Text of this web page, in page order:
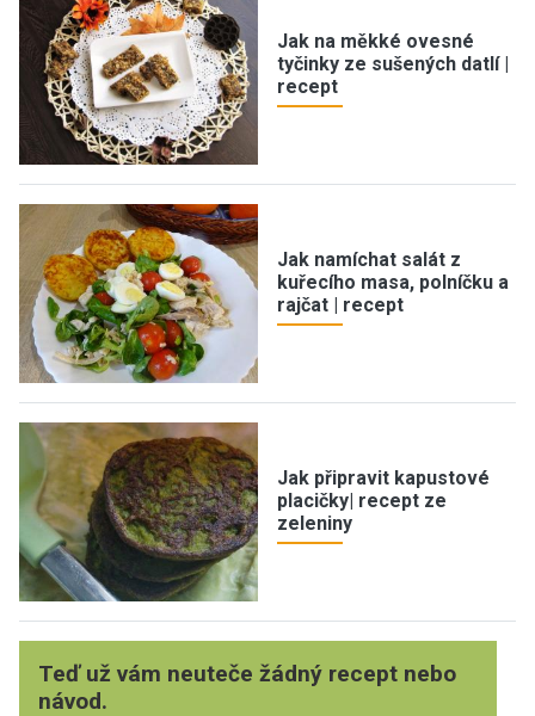
Jak na měkké ovesné
tyčinky ze sušených datlí |
recept
Jak namíchat salát z
kuřecího masa, polníčku a
rajčat | recept
Jak připravit kapustové
placičky| recept ze
zeleniny
Teď už vám neuteče žádný recept nebo
návod.